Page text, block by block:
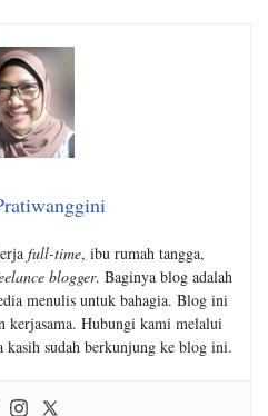
full-time, ibu rumah tangga,
blogger. Baginya blog adalah
menulis untuk bahagia. Blog ini
kerjasama. Hubungi kami melalui
kasih sudah berkunjung ke blog ini.